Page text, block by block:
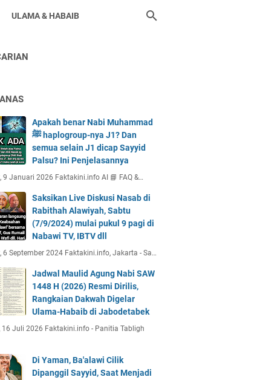
ULAMA & HABAIB
Apakah benar Nabi Muhammad
ﷺ haplogroup-nya J1? Dan
semua selain J1 dicap Sayyid
Palsu? Ini Penjelasannya
9 Januari 2026 Faktakini.info AI 📘 FAQ &…
Saksikan Live Diskusi Nasab di
Rabithah Alawiyah, Sabtu
(7/9/2024) mulai pukul 9 pagi di
Nabawi TV, IBTV dll
6 September 2024 Faktakini.info, Jakarta - Sa…
Jadwal Maulid Agung Nabi SAW
1448 H (2026) Resmi Dirilis,
Rangkaian Dakwah Digelar
Ulama-Habaib di Jabodetabek
16 Juli 2026 Faktakini.info - Panitia Tabligh
Di Yaman, Ba'alawi Cilik
Dipanggil Sayyid, Saat Menjadi